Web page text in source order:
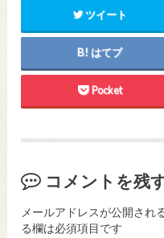
ツイート
はてブ
Pocket
コメントを残
メールアドレスが公開され
る欄は必須項目です